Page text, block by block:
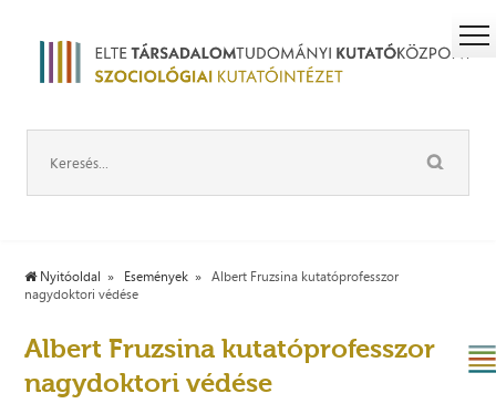
Nyitóoldal Események
Albert Fruzsina kutatóprofesszor
nagydoktori védése
Albert Fruzsina kutatóprofesszor
nagydoktori védése